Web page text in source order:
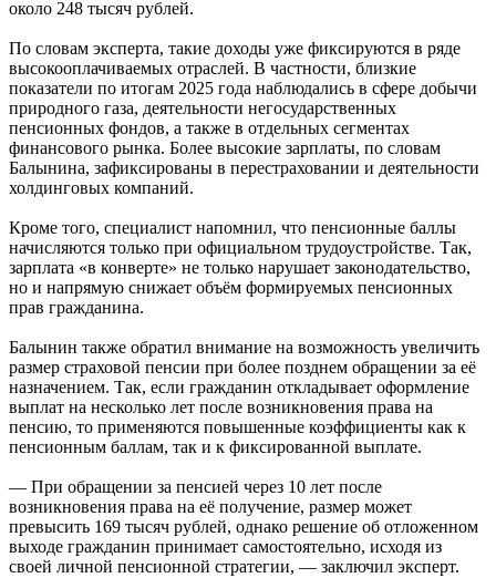
около 248 тысяч рублей.
По словам эксперта, такие доходы уже фиксируются в ряде
высокооплачиваемых отраслей. В частности, близкие
показатели по итогам 2025 года наблюдались в сфере добычи
природного газа, деятельности негосударственных
пенсионных фондов, а также в отдельных сегментах
финансового рынка. Более высокие зарплаты, по словам
Балынина, зафиксированы в перестраховании и деятельности
холдинговых компаний.
Кроме того, специалист напомнил, что пенсионные баллы
начисляются только при официальном трудоустройстве. Так,
зарплата «в конверте» не только нарушает законодательство,
но и напрямую снижает объём формируемых пенсионных
прав гражданина.
Балынин также обратил внимание на возможность увеличить
размер страховой пенсии при более позднем обращении за её
назначением. Так, если гражданин откладывает оформление
выплат на несколько лет после возникновения права на
пенсию, то применяются повышенные коэффициенты как к
пенсионным баллам, так и к фиксированной выплате.
— При обращении за пенсией через 10 лет после
возникновения права на её получение, размер может
превысить 169 тысяч рублей, однако решение об отложенном
выходе гражданин принимает самостоятельно, исходя из
своей личной пенсионной стратегии, — заключил эксперт.